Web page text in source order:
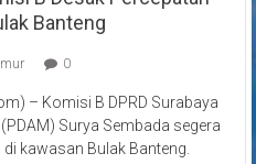
Banteng
0
– Komisi B DPRD Surabaya
Surya Sembada segera
kawasan Bulak Banteng.